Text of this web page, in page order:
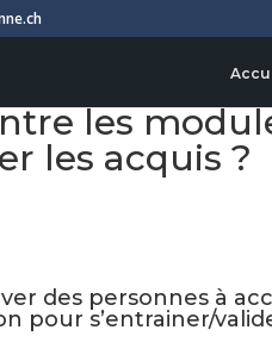
des
les
les acquis ?
des personnes à
pour s’entrainer/